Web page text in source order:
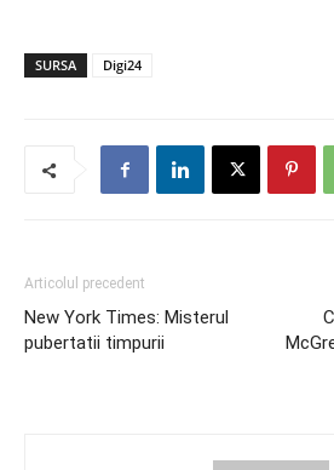
SURSA Digi24
Articolul precedent
New York Times: Misterul
pubertatii timpurii